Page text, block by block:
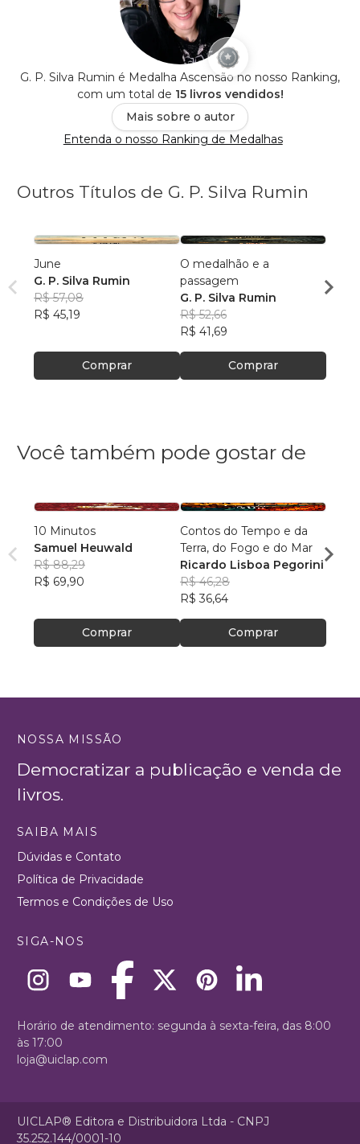
G. P. Silva Rumin é Medalha Ascensão no nosso Ranking,
com um total de 15 livros vendidos!
Mais sobre o autor
Entenda o nosso Ranking de Medalhas
Outros Títulos de G. P. Silva Rumin
June
G. P. Silva Rumin
R$ 57,08
R$ 45,19
Comprar
O medalhão e a
passagem
G. P. Silva Rumin
R$ 52,66
R$ 41,69
Comprar
G. P.
Você também pode gostar de
10 Minutos
Samuel Heuwald
R$ 88,29
R$ 69,90
Comprar
Contos do Tempo e da
Terra, do Fogo e do Mar
Ricardo Lisboa Pegorini
R$ 46,28
R$ 36,64
Comprar
R$
NOSSA MISSÃO
Democratizar a publicação e venda de
livros.
SAIBA MAIS
Dúvidas e Contato
Política de Privacidade
Termos e Condições de Uso
SIGA-NOS
Horário de atendimento: segunda à sexta-feira, das 8:00
às 17:00
loja@uiclap.com
UICLAP® Editora e Distribuidora Ltda - CNPJ
35.252.144/0001-10